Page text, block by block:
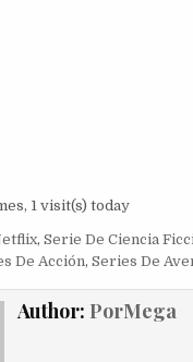
1 visit(s) today
, Serie De Ciencia
De Acción, Series De
Author: PorMega